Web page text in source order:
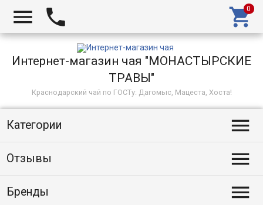
  
Интернет-магазин чая "МОНАСТЫРСКИЕ
ТРАВЫ"
Краснодарский чай по ГОСТу: Дагомыс, Мацеста, Хоста!
Категории 
Отзывы 
Бренды 